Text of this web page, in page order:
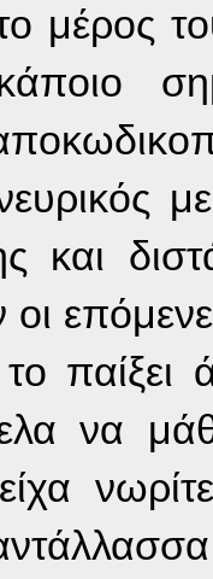
μέρος
κάποιο
και
παίξει
να